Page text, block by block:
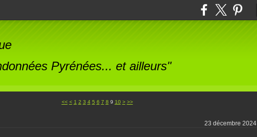
Pyrénées... et ailleurs"
<< < 1 2 3 4 5 6 7 8 9 10 > >>
23 décembre 2024